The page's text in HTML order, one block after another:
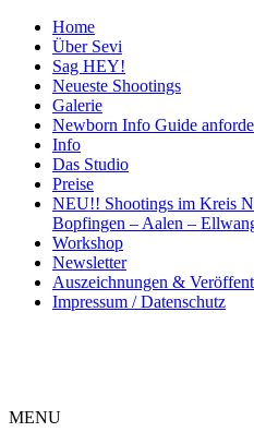
Home
Über Sevi
Sag HEY!
Neueste Shootings
Galerie
Newborn Info Guide
Info
Das Studio
Preise
NEU!! Shootings im Kreis
Bopfingen – Aalen –
Workshop
Newsletter
Auszeichnungen &
Impressum / Datenschutz
MENU